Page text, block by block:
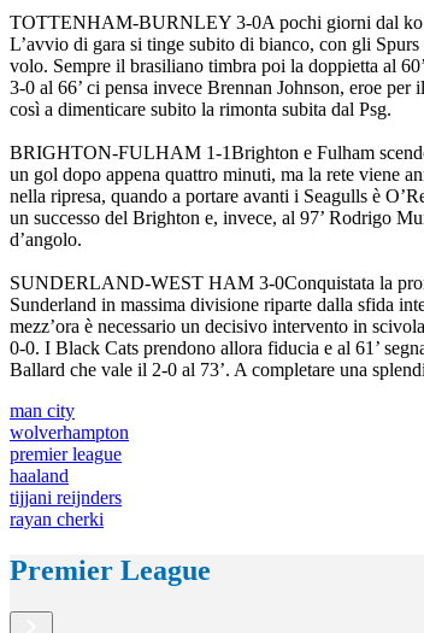
TOTTENHAM-BURNLEY 3-0A pochi giorni dal
L’avvio di gara si tinge subito di bianco, con gli
volo. Sempre il brasiliano timbra poi la doppietta al
3-0 al 66’ ci pensa invece Brennan Johnson, eroe
così a dimenticare subito la rimonta subita dal Psg.
BRIGHTON-FULHAM 1-1Brighton e Fulham
un gol dopo appena quattro minuti, ma la rete viene
nella ripresa, quando a portare avanti i Seagulls è
un successo del Brighton e, invece, al 97’ Rodrigo
d’angolo.
SUNDERLAND-WEST HAM 3-0Conquistata la
Sunderland in massima divisione riparte dalla sfida
mezz’ora è necessario un decisivo intervento in
0-0. I Black Cats prendono allora fiducia e al 61’
Ballard che vale il 2-0 al 73’. A completare una
man city
wolverhampton
premier league
haaland
tijjani reijnders
rayan cherki
Premier League